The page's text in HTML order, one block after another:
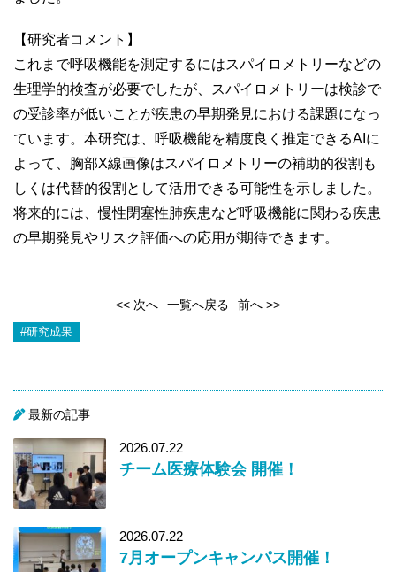
【研究者コメント】
これまで呼吸機能を測定するにはスパイロメトリーなどの
生理学的検査が必要でしたが、スパイロメトリーは検診で
の受診率が低いことが疾患の早期発見における課題になっ
ています。本研究は、呼吸機能を精度良く推定できるAIに
よって、胸部X線画像はスパイロメトリーの補助的役割も
しくは代替的役割として活用できる可能性を示しました。
将来的には、慢性閉塞性肺疾患など呼吸機能に関わる疾患
の早期発見やリスク評価への応用が期待できます。
<< 次へ 一覧へ戻る 前へ >>
#研究成果
最新の記事
2026.07.22
チーム医療体験会 開催！
2026.07.22
7月オープンキャンパス開催！